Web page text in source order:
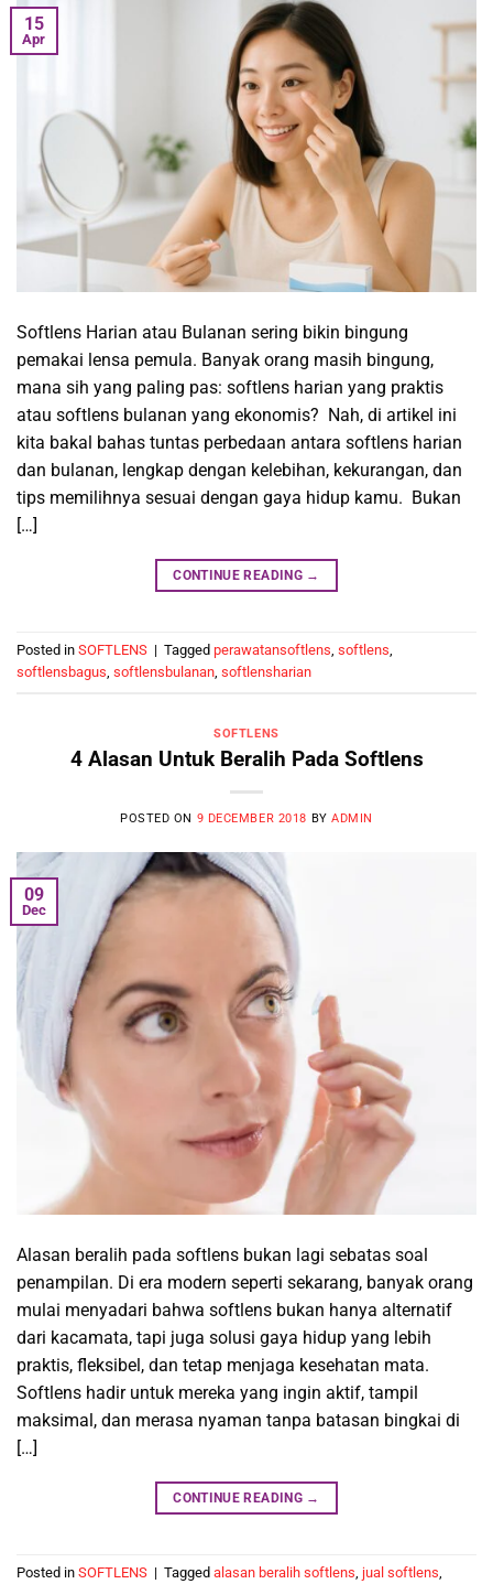
15
Apr
Softlens Harian atau Bulanan sering bikin bingung
pemakai lensa pemula. Banyak orang masih bingung,
mana sih yang paling pas: softlens harian yang praktis
atau softlens bulanan yang ekonomis? Nah, di artikel ini
kita bakal bahas tuntas perbedaan antara softlens harian
dan bulanan, lengkap dengan kelebihan, kekurangan, dan
tips memilihnya sesuai dengan gaya hidup kamu. Bukan
[…]
CONTINUE READING →
Posted in SOFTLENS | Tagged perawatansoftlens, softlens,
softlensbagus, softlensbulanan, softlensharian
SOFTLENS
4 Alasan Untuk Beralih Pada Softlens
POSTED ON 9 DECEMBER 2018 BYADMIN
09
Dec
Alasan beralih pada softlens bukan lagi sebatas soal
penampilan. Di era modern seperti sekarang, banyak orang
mulai menyadari bahwa softlens bukan hanya alternatif
dari kacamata, tapi juga solusi gaya hidup yang lebih
praktis, fleksibel, dan tetap menjaga kesehatan mata.
Softlens hadir untuk mereka yang ingin aktif, tampil
maksimal, dan merasa nyaman tanpa batasan bingkai di
[…]
CONTINUE READING →
Posted in SOFTLENS | Tagged alasan beralih softlens, jual softlens,